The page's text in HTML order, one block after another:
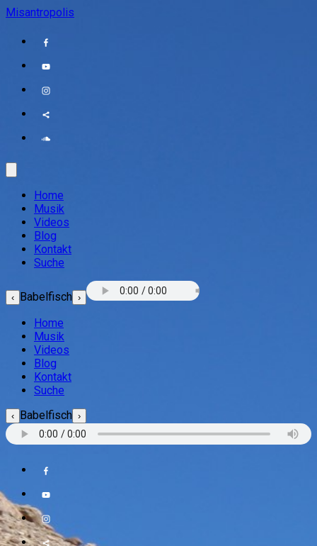
Misantropolis
Home
Musik
Videos
Blog
Kontakt
Suche
‹ Babelfisch ›
Home
Musik
Videos
Blog
Kontakt
Suche
‹ Babelfisch ›